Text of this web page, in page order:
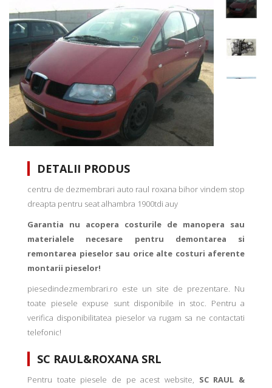
DETALII PRODUS
centru de dezmembrari auto raul roxana bihor vindem stop
dreapta pentru seat alhambra 1900tdi auy
Garantia nu acopera costurile de manopera sau
materialele necesare pentru demontarea si
remontarea pieselor sau orice alte costuri aferente
montarii pieselor!
piesedindezmembrari.ro este un site de prezentare. Nu
toate piesele expuse sunt disponibile in stoc. Pentru a
verifica disponibilitatea pieselor va rugam sa ne contactati
telefonic!
SC RAUL&ROXANA SRL
Pentru toate piesele de pe acest website, SC RAUL &